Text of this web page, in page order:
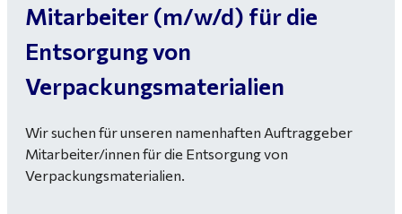
Mitarbeiter (m/w/d) für die
Entsorgung von
Verpackungsmaterialien
Wir suchen für unseren namenhaften Auftraggeber
Mitarbeiter/innen für die Entsorgung von
Verpackungsmaterialien.